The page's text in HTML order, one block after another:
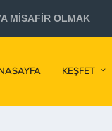
MİSAFİR OLMAK
KEŞFET